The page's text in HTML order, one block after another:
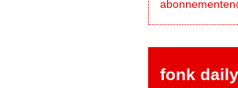
fonk daily